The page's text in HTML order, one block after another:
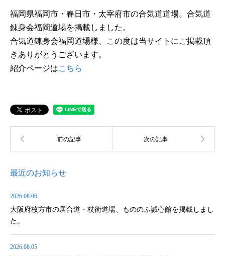
福岡県福岡市・春日市・太宰府市の合気道道場。合気道
錬身会福岡道場を掲載しました。
合気道錬身会福岡道場様、この度は当サイトにご掲載頂
きありがとうございます。
紹介ページはこちら
最近のお知らせ
2026.08.06
大阪府枚方市の居合道・杖術道場、もののふ誠心館を掲載しまし
た。
2026.08.05